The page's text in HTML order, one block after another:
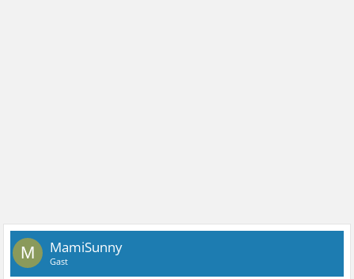
M MamiSunny
Gast